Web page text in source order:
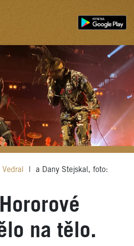
Vedral
a Dany Stejskal, foto:
na tělo.